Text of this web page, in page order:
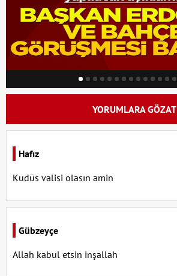
YORUMLARA GÖZAT
Hafız
Kudüs valisi olasın amin
Gübzeyçe
Allah kabul etsin inşallah